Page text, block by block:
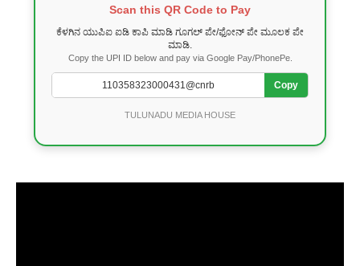
Scan this QR Code to Pay
ಕೆಳಗಿನ ಯುಪಿಐ ಐಡಿ ಕಾಪಿ ಮಾಡಿ ಗೂಗಲ್ ಪೇ/ಫೋನ್ ಪೇ ಮೂಲಕ ಪೇ
ಮಾಡಿ.
Copy the UPI ID below and pay via Google Pay/PhonePe.
Copy
TULUNADU MEDIA HOUSE